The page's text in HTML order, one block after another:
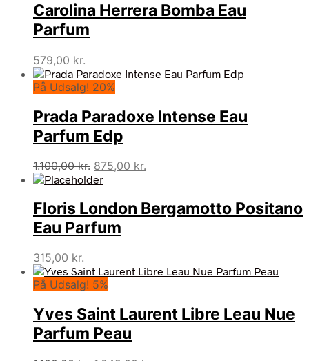
Carolina Herrera Bomba Eau
Parfum
579,00 kr.
På Udsalg! 20%
Prada Paradoxe Intense Eau
Parfum Edp
1.100,00kr. Den
oprindelige
var:
1.100,00 kr..
875,00 kr.
er:
875,00 kr..
Floris London Bergamotto Positano
Eau Parfum
315,00 kr.
På Udsalg! 5%
Yves Saint Laurent Libre Leau Nue
Parfum Peau